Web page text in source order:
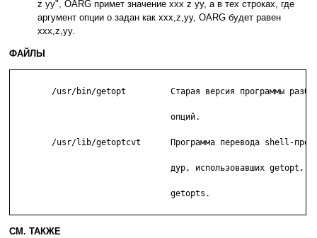
z yy", OARG примет значение xxx z yy, а в тех строках, где
аргумент опции o задан как xxx,z,yy, OARG будет равен
xxx,z,yy.
ФАЙЛЫ
СМ. ТАКЖЕ